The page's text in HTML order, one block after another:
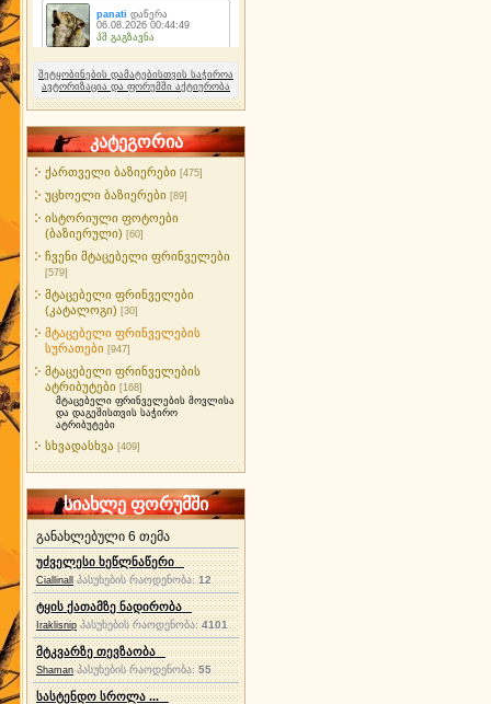
შეტყობინების დამატებისთვის საჭიროა
ავტორიზაცია და ფორუმში აქტიურობა
კატეგორია
ქართველი ბაზიერები [475]
უცხოელი ბაზიერები [89]
ისტორიული ფოტოები
(ბაზიერული) [60]
ჩვენი მტაცებელი ფრინველები
[579]
მტაცებელი ფრინველები
(კატალოგი) [30]
მტაცებელი ფრინველების
სურათები [947]
მტაცებელი ფრინველების
ატრიბუტები [168]
მტაცებელი ფრინველების მოვლისა
და დაგეშისთვის საჭირო
ატრიბუტები
სხვადასხვა [409]
სიახლე ფორუმში
განახლებული 6 თემა
უძველესი ხეწლნაწერი
Ciallinall პასუხების რაოდენობა:12
ტყის ქათამზე ნადირობა
Iraklisnip პასუხების რაოდენობა: 4101
მტკვარზე თევზაობა
Shaman პასუხების რაოდენობა:55
სასტენდო სროლა ...